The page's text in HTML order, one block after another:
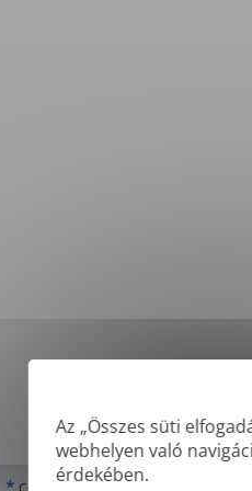
Az „Összes süti
webhelyen való
érdekében.